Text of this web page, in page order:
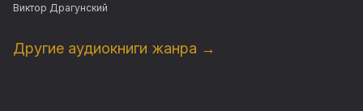
Виктор Драгунский
Другие аудиокниги жанра →